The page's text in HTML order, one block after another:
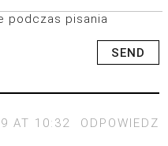
podczas pisania
ODPOWIEDZ
AT 10:32